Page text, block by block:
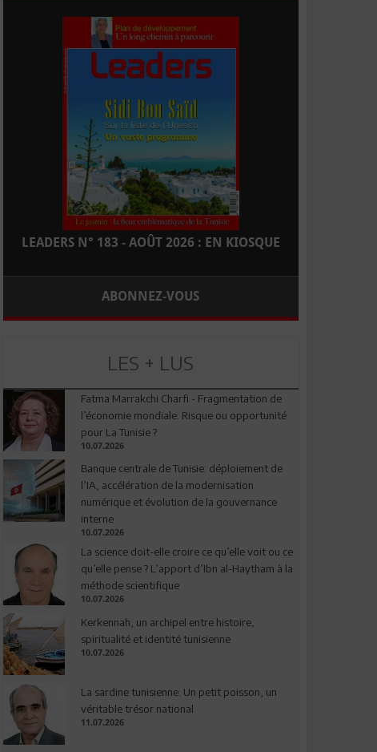
LEADERS N° 183 - AOÛT 2026 : EN KIOSQUE
ABONNEZ-VOUS
LES + LUS
Fatma Marrakchi Charfi - Fragmentation de
l’économie mondiale: Risque ou opportunité
pour La Tunisie ?
10.07.2026
Banque centrale de Tunisie: déploiement de
l’IA, accélération de la modernisation
numérique et évolution de la gouvernance
interne
10.07.2026
La science doit-elle croire ce qu’elle voit ou ce
qu’elle pense ? L’apport d’Ibn al-Haytham à la
méthode scientifique
10.07.2026
Kerkennah, un archipel entre histoire,
spiritualité et identité tunisienne
10.07.2026
La sardine tunisienne: Un petit poisson, un
véritable trésor national
11.07.2026